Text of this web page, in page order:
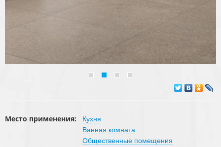
Место применения:
Кухня
Ванная комната
Общественные помещения